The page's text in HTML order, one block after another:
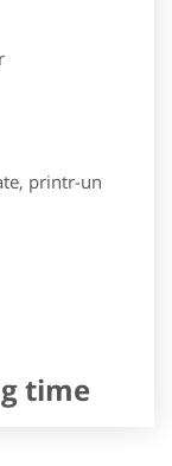
printr-un
time